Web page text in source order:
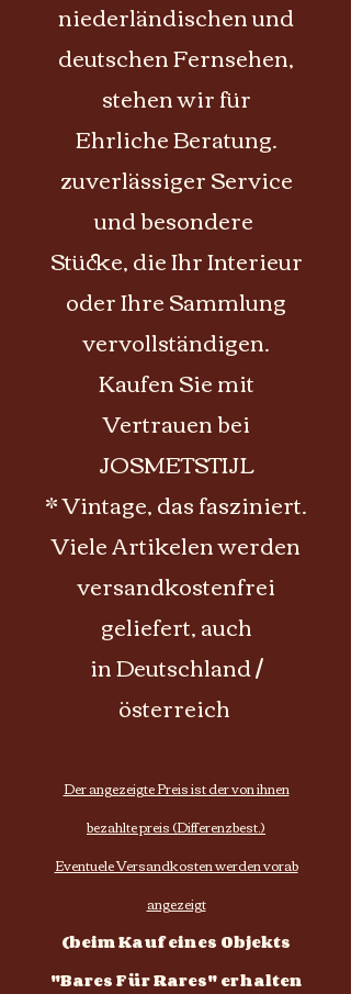
niederländischen und
deutschen Fernsehen,
stehen wir für
Ehrliche Beratung.
zuverlässiger Service
und besondere
Stücke, die Ihr Interieur
oder Ihre Sammlung
vervollständigen.
Kaufen Sie mit
Vertrauen bei
JOSMETSTIJL
* Vintage, das fasziniert.
Viele Artikelen werden
versandkostenfrei
geliefert, auch
in Deutschland /
österreich
Der angezeigte Preis ist der von ihnen
bezahlte preis (Differenzbest.)
Eventuele Versandkosten werden vorab
angezeigt
(beim Kauf eines Objekts
"Bares Für Rares" erhalten